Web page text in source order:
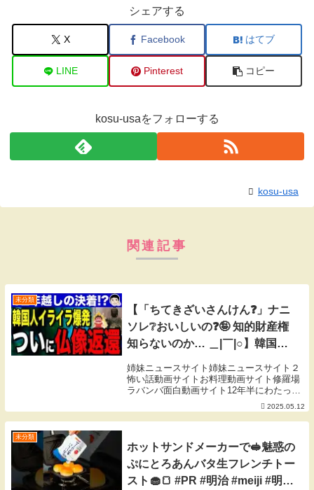
シェアする
X Facebook はてブ
LINE Pinterest コピー
kosu-usaをフォローする
kosu-usa
関連記事
未分類
【「ちてきざいさんけん❓」ナニ
ソレ❔おいしいの❓🤪 知的財産権
知らないのか… ＿|￣|○】韓国つ
発！？略奪行為が12年越しの決
着…韓国人が大荒れ
姉妹ニュースサイト姉妹ニュースサイト２
怖い話動画サイトお料理動画サイト修羅場
ラバンバ面白動画サイト12年半にわたって
韓国で保管されていた対馬・観音寺の仏像
が、日本に戻ることになりました。韓国国
内では「倭寇に略奪されたものをなぜ返す
2025.05.12
未分類
ホットサンドメーカーで🥪魅惑の
ぷにとろあんバタ生フレンチトー
スト🧁🍞 #PR #明治 #meiji #明治